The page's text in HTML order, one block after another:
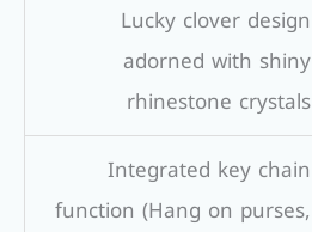
Lucky clover design
adorned with shiny
rhinestone crystals
Integrated key chain
function (Hang on purses,